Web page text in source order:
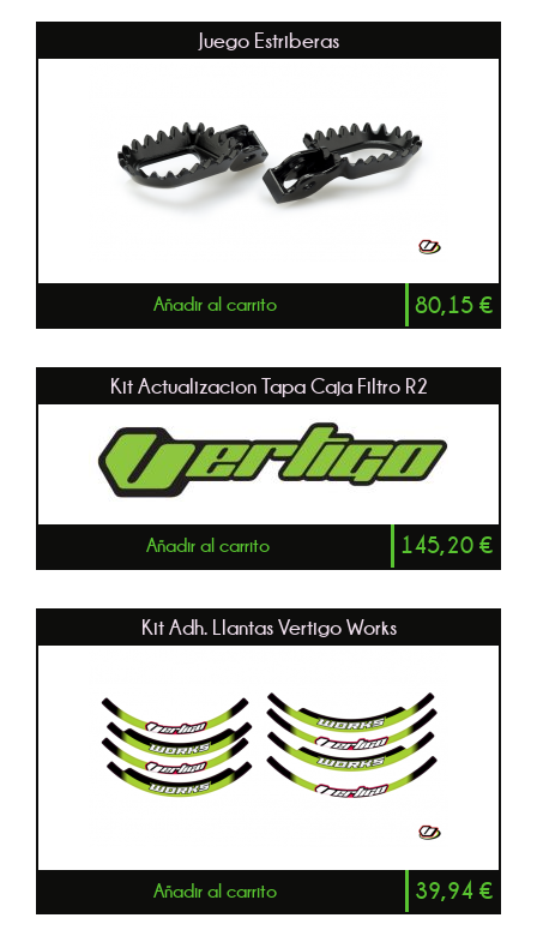
Juego Estriberas
Añadir al carrito 80,15 €
Kit Actualizacion Tapa Caja Filtro R2
Añadir al carrito 145,20 €
Kit Adh. Llantas Vertigo Works
Añadir al carrito 39,94 €